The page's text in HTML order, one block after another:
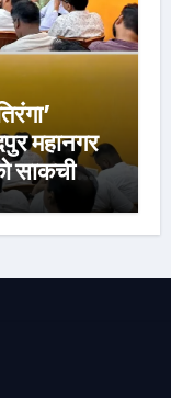
महानगर
साकची
तिरंगा